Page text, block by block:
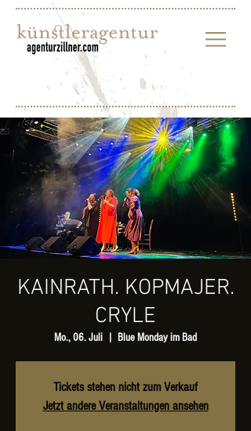
KAINRATH. KOPMAJER.
CRYLE
Mo., 06. Juli Blue Monday im Bad
Tickets stehen nicht zum Verkauf
Jetzt andere Veranstaltungen ansehen